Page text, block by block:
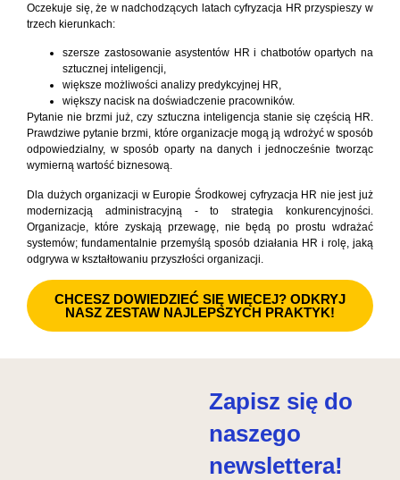
Oczekuje się, że w nadchodzących latach cyfryzacja HR przyspieszy w
trzech kierunkach:
szersze zastosowanie asystentów HR i chatbotów opartych na
sztucznej inteligencji,
większe możliwości analizy predykcyjnej HR,
większy nacisk na doświadczenie pracowników.
Pytanie nie brzmi już, czy sztuczna inteligencja stanie się częścią HR.
Prawdziwe pytanie brzmi, które organizacje mogą ją wdrożyć w sposób
odpowiedzialny, w sposób oparty na danych i jednocześnie tworząc
wymierną wartość biznesową.
Dla dużych organizacji w Europie Środkowej cyfryzacja HR nie jest już
modernizacją administracyjną - to strategia konkurencyjności.
Organizacje, które zyskają przewagę, nie będą po prostu wdrażać
systemów; fundamentalnie przemyślą sposób działania HR i rolę, jaką
odgrywa w kształtowaniu przyszłości organizacji.
CHCESZ DOWIEDZIEĆ SIĘ WIĘCEJ? ODKRYJ
NASZ ZESTAW NAJLEPSZYCH PRAKTYK!
Zapisz się do
naszego
newslettera!